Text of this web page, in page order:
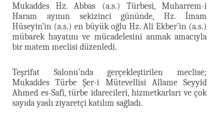
Mukaddes Hz. Abbas (a.s.) Türbesi, Muharrem-i
Haram ayının sekizinci gününde, Hz. İmam
Hüseyin’in (a.s.) en büyük oğlu Hz. Ali Ekber’in (a.s.)
mübarek hayatını ve mücadelesini anmak amacıyla
bir matem meclisi düzenledi.
Teşrifat Salonu’nda gerçekleştirilen meclise;
Mukaddes Türbe Şer-i Mütevellisi Allame Seyyid
Ahmed es-Safî, türbe idarecileri, hizmetkarları ve çok
sayıda yaslı ziyaretçi katılım sağladı.